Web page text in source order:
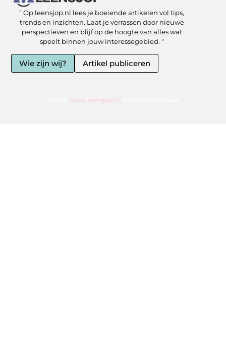
” Op leensjop.nl lees je boeiende artikelen vol tips,
trends en inzichten. Laat je verrassen door nieuwe
perspectieven en blijf op de hoogte van alles wat
speelt binnen jouw interessegebied. “
Wie zijn wij? Artikel publiceren
www.leensjop.nl.